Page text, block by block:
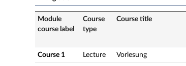
Module
course label
Course
type
Course title
Course 1 Lecture Vorlesung